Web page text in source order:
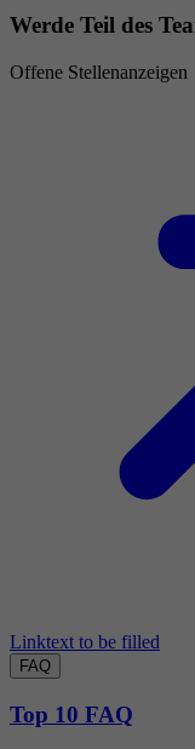
Werde Teil des
Offene Stellenanzeigen
Linktext to be filled
FAQ
Top 10 FAQ